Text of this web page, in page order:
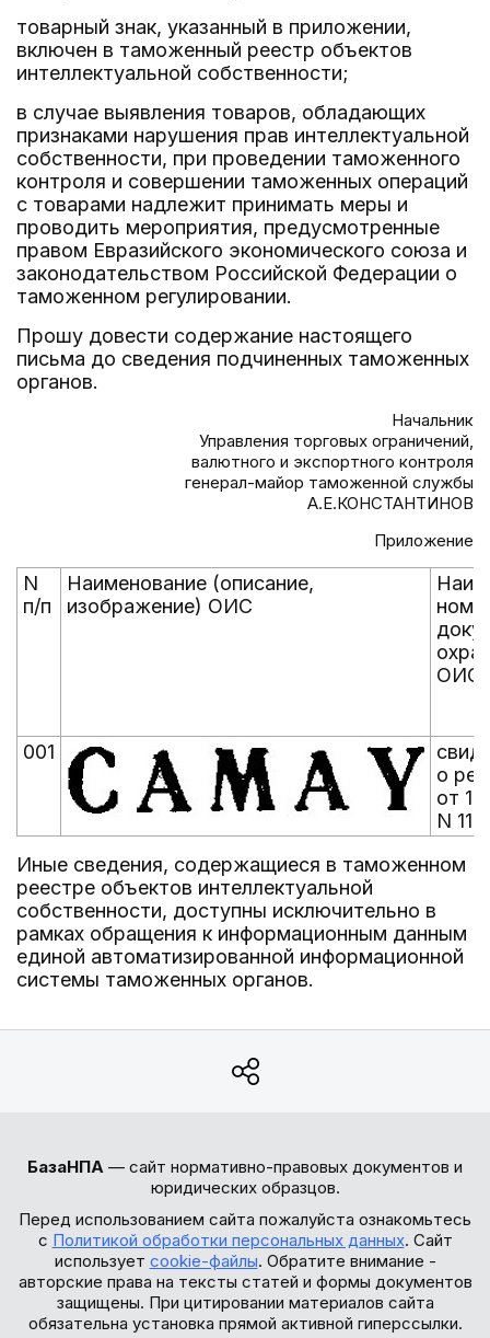
товарный знак, указанный в приложении,
включен в таможенный реестр объектов
интеллектуальной собственности;
в случае выявления товаров, обладающих
признаками нарушения прав интеллектуальной
собственности, при проведении таможенного
контроля и совершении таможенных операций
с товарами надлежит принимать меры и
проводить мероприятия, предусмотренные
правом Евразийского экономического союза и
законодательством Российской Федерации о
таможенном регулировании.
Прошу довести содержание настоящего
письма до сведения подчиненных таможенных
органов.
Начальник
Управления торговых ограничений,
валютного и экспортного контроля
генерал-майор таможенной службы
А.Е.КОНСТАНТИНОВ
Приложение
N
п/п
Наименование (описание,
изображение) ОИС
ОИС
001
о
от
N
Иные сведения, содержащиеся в таможенном
реестре объектов интеллектуальной
собственности, доступны исключительно в
рамках обращения к информационным данным
единой автоматизированной информационной
системы таможенных органов.
БазаНПА — сайт нормативно-правовых документов и
юридических образцов.
Перед использованием сайта пожалуйста ознакомьтесь
с Политикой обработки персональных данных. Сайт
использует cookie-файлы. Обратите внимание -
авторские права на тексты статей и формы документов
защищены. При цитировании материалов сайта
обязательна установка прямой активной гиперссылки.